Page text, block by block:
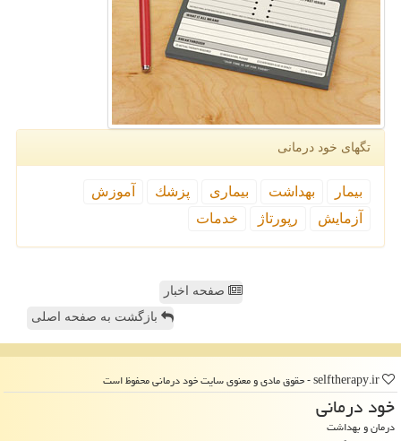
تگهای خود درمانی
بیمار بهداشت بیماری پزشك
آموزش
آزمایش
رپورتاژ خدمات
صفحه اخبار
بازگشت به صفحه اصلی
خود درمانی
درمان و بهداشت